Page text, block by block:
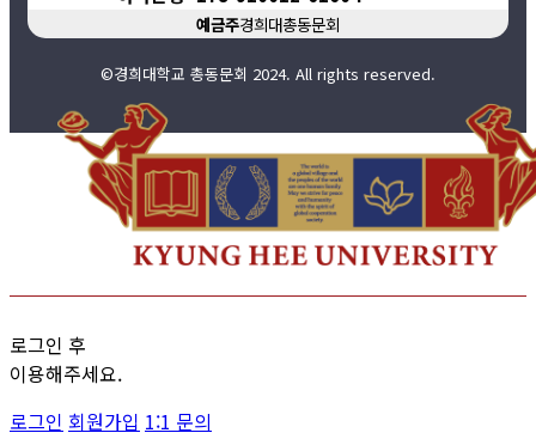
예금주경희대총동문회
©경희대학교 총동문회 2024. All rights reserved.
로그인 후
이용해주세요.
로그인 회원가입 1:1 문의